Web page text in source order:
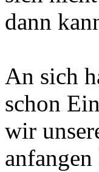
dann
An sich
schon
wir